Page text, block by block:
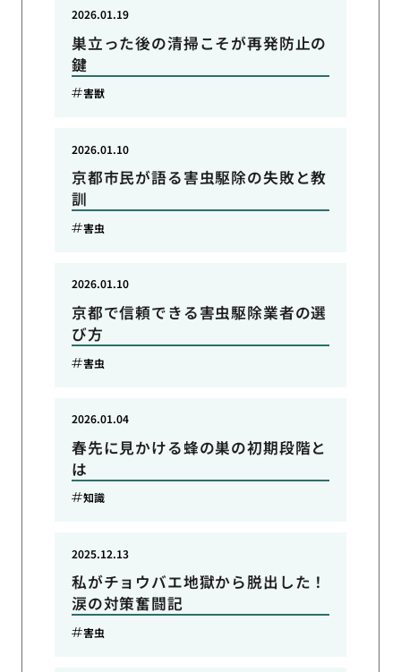
巣立った後の清掃こそが再発防止の
鍵
2026.01.19
害獣
京都市民が語る害虫駆除の失敗と教
訓
2026.01.10
害虫
京都で信頼できる害虫駆除業者の選
び方
2026.01.10
害虫
春先に見かける蜂の巣の初期段階と
は
2026.01.04
知識
私がチョウバエ地獄から脱出した！
涙の対策奮闘記
2025.12.13
害虫